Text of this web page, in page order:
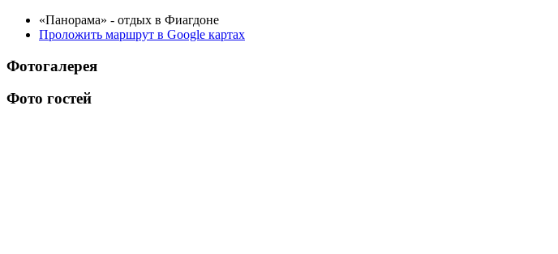
«Панорама» - отдых в Фиагдоне
Проложить маршрут в Google картах
Фотогалерея
Фото гостей